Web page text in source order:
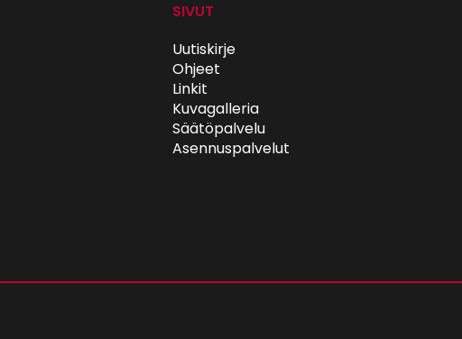
SIVUT
Uutiskirje
Ohjeet
Linkit
Kuvagalleria
Säätöpalvelu
Asennuspalvelut